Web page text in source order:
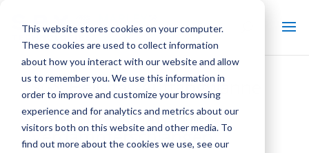
This website stores cookies on your computer.
These cookies are used to collect information
about how you interact with our website and allow
us to remember you. We use this information in
order to improve and customize your browsing
experience and for analytics and metrics about our
visitors both on this website and other media. To
find out more about the cookies we use, see our
SGS Heißgas-Auffangwanne
SGS-Vorteilsblatt zu
Verdampferschlangen